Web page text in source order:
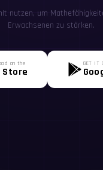
nutzen, um
Erwachsenen zu stärken.
on the
Store
GET IT